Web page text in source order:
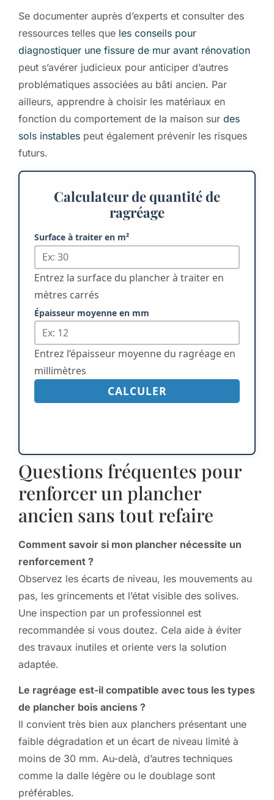
Se documenter auprès d’experts et consulter des
ressources telles que les conseils pour
diagnostiquer une fissure de mur avant rénovation
peut s’avérer judicieux pour anticiper d’autres
problématiques associées au bâti ancien. Par
ailleurs, apprendre à choisir les matériaux en
fonction du comportement de la maison sur des
sols instables peut également prévenir les risques
futurs.
Calculateur de quantité de
ragréage
Surface à traiter en m²
Entrez la surface du plancher à traiter en
mètres carrés
Épaisseur moyenne en mm
Entrez l’épaisseur moyenne du ragréage en
millimètres
CALCULER
Questions fréquentes pour
renforcer un plancher
ancien sans tout refaire
Comment savoir si mon plancher nécessite un
renforcement ?
Observez les écarts de niveau, les mouvements au
pas, les grincements et l’état visible des solives.
Une inspection par un professionnel est
recommandée si vous doutez. Cela aide à éviter
des travaux inutiles et oriente vers la solution
adaptée.
Le ragréage est-il compatible avec tous les types
de plancher bois anciens ?
Il convient très bien aux planchers présentant une
faible dégradation et un écart de niveau limité à
moins de 30 mm. Au-delà, d’autres techniques
comme la dalle légère ou le doublage sont
préférables.